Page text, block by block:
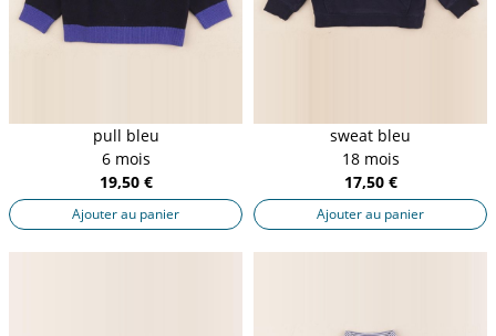
pull bleu
6 mois
19,50 €
Ajouter au panier
sweat bleu
18 mois
17,50 €
Ajouter au panier